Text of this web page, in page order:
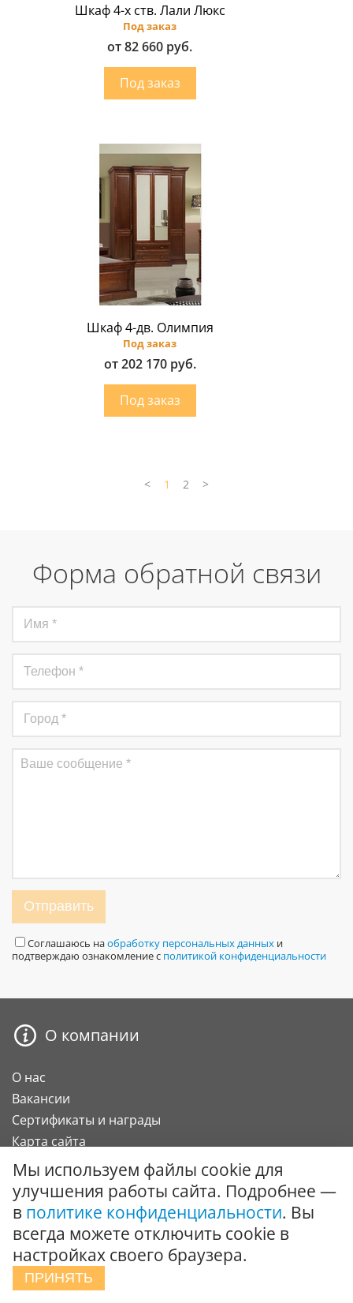
Шкаф 4-х ств. Лали Люкс
Под заказ
от 82 660 руб.
Шкаф 4-дв. Олимпия
Под заказ
от 202 170 руб.
< 1 2 >
Форма обратной связи
Отправить
Соглашаюсь наобработку персональных данных и
подтверждаю ознакомление с политикой конфиденциальности
О компании
О нас
Вакансии
Сертификаты и награды
Карта сайта
Покупателю
Оплата
Доставка
Гарантии и возврат
Мы используем файлы cookie для
улучшения работы сайта. Подробнее —
в политике конфиденциальности. Вы
всегда можете отключить cookie в
настройках своего браузера.
ПРИНЯТЬ